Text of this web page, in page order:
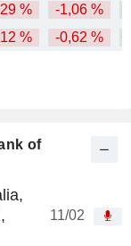
of
11/02
% -1,06 %
% -0,62 %